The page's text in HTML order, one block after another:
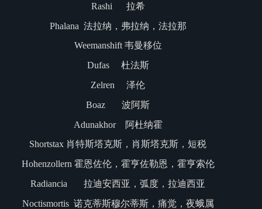
Rashi 拉希
Phalana 法拉纳，弗拉纳，法拉那
Weemanshift 韦曼移位
Dufas 杜法斯
Zelren 泽伦
Boaz 波阿斯
Adunakhor 阿杜纳霍
Shortstax 肖特斯塔克斯，肖斯塔克斯，短税
Hohenzollern 霍恩佐伦，霍亨佐勒恩，霍亨索伦
Radiancia 拉迪安西亚，弧度，拉迪西亚
Noctismortis 诺克蒂斯穆尔蒂斯，痛觉，夜蛾属